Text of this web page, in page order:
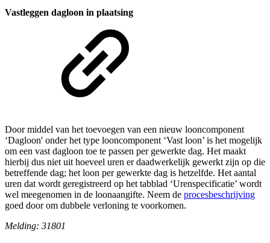
Vastleggen dagloon in plaatsing
Door middel van het toevoegen van een nieuw looncomponent
‘Dagloon' onder het type looncomponent ‘Vast loon’ is het mogelijk
om een vast dagloon toe te passen per gewerkte dag. Het maakt
hierbij dus niet uit hoeveel uren er daadwerkelijk gewerkt zijn op die
betreffende dag; het loon per gewerkte dag is hetzelfde. Het aantal
uren dat wordt geregistreerd op het tabblad ‘Urenspecificatie’ wordt
wel meegenomen in de loonaangifte. Neem de procesbeschrijving
goed door om dubbele verloning te voorkomen.
Melding: 31801